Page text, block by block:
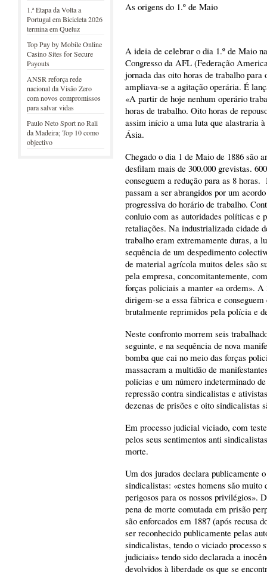
1.ª Etapa da Volta a
Portugal em Bicicleta 2026
termina em Queluz
Top Pay by Mobile Online
Casino Sites for Secure
Payouts
ANSR reforça rede
nacional da Visão Zero
com novos compromissos
para salvar vidas
Paulo Neto Sport no Rali
da Madeira; Top 10 como
objectivo
As origens do 1.º de Maio
A ideia de celebrar o dia 1.º de Maio
Congresso da AFL (Federação
jornada das oito horas de trabalho
ampliava-se a agitação operária. É
«A partir de hoje nenhum operário
horas de trabalho. Oito horas de
assim início a uma luta que alastraria
Ásia.
Chegado o dia 1 de Maio de 1886 são
desfilam mais de 300.000 grevistas.
conseguem a redução para as 8
passam a ser abrangidos por um
progressiva do horário de trabalho.
conluio com as autoridades políticas e
retaliações. Na industrializada cidade
trabalho eram extremamente duras, a
sequência de um despedimento
de material agrícola muitos deles são
pela empresa, concomitantemente,
forças policiais a manter «a ordem».
dirigem-se a essa fábrica e
brutalmente reprimidos pela polícia e
Neste confronto morrem seis
seguinte, e na sequência de nova
bomba que cai no meio das forças
massacram a multidão de
polícias e um número indeterminado
repressão contra sindicalistas e
dezenas de prisões e oito sindicalistas
Em processo judicial viciado, com
pelos seus sentimentos anti
morte.
Um dos jurados declara publicamente
sindicalistas: «estes homens são
perigosos para os nossos privilégios».
pena de morte comutada em prisão
são enforcados em 1887 (após recusa
ser reconhecido publicamente pelas
sindicalistas, tendo o viciado processo
judiciais» tendo sido declarada a
devolvidos à liberdade os que se